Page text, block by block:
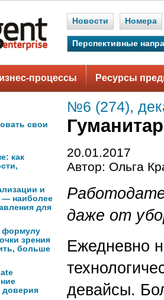
Новости Номера
Перспективные
процессы Ресурсы
свои
как
и
— наиболее
для
формулу
зрения
больше
доверия
№6 (274),
20.01.2017
Автор: Ольга
даже от
Ежедневно
девайсы.